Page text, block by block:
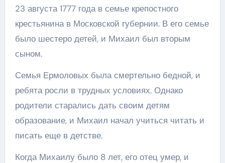
23 августа 1777 года в семье крепостного
крестьянина в Московской губернии. В его семье
было шестеро детей, и Михаил был вторым
сыном.
Семья Ермоловых была смертельно бедной, и
ребята росли в трудных условиях. Однако
родители старались дать своим детям
образование, и Михаил начал учиться читать и
писать еще в детстве.
Когда Михаилу было 8 лет, его отец умер, и